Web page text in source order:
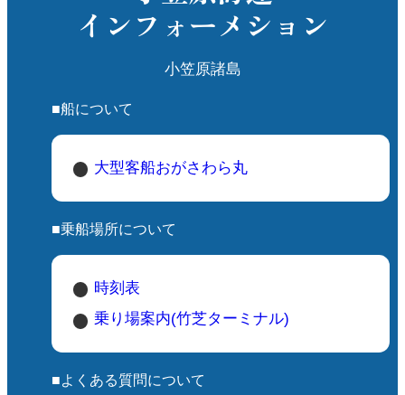
インフォーメション
小笠原諸島
■船について
大型客船おがさわら丸
■乗船場所について
時刻表
乗り場案内(竹芝ターミナル)
■よくある質問について